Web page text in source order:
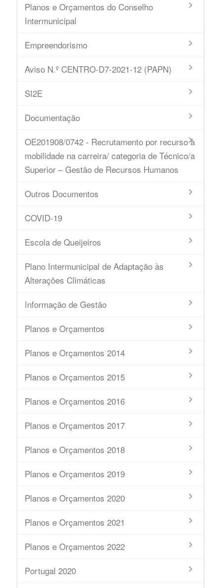
Planos e Orçamentos do Conselho
Intermunicipal
Empreendorismo
Aviso N.º CENTRO-D7-2021-12 (PAPN)
SI2E
Documentação
OE201908/0742 - Recrutamento por recurso à
mobilidade na carreira/ categoria de Técnico/a
Superior – Gestão de Recursos Humanos
Outros Documentos
COVID-19
Escola de Queijeiros
Plano Intermunicipal de Adaptação às
Alterações Climáticas
Informação de Gestão
Planos e Orçamentos
Planos e Orçamentos 2014
Planos e Orçamentos 2015
Planos e Orçamentos 2016
Planos e Orçamentos 2017
Planos e Orçamentos 2018
Planos e Orçamentos 2019
Planos e Orçamentos 2020
Planos e Orçamentos 2021
Planos e Orçamentos 2022
Portugal 2020